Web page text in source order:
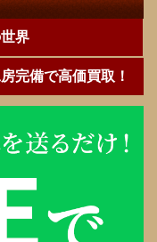
界
完備で高価買取！